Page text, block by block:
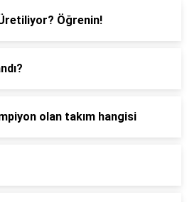
Öğrenin!
olan takım hangisi